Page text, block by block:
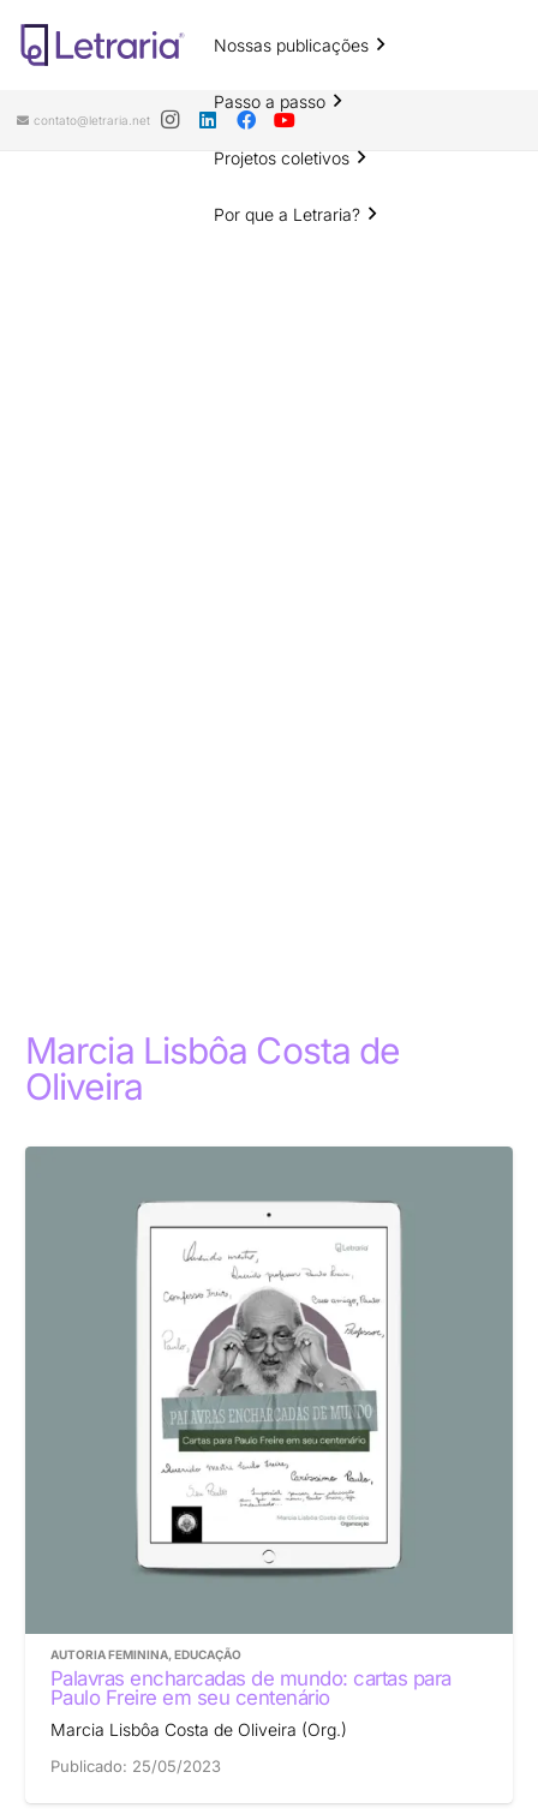
Nossas publicações
Passo a passo
Projetos coletivos
Por que a Letraria?
contato@letraria.net
Marcia Lisbôa Costa de
Oliveira
AUTORIA FEMININA, EDUCAÇÃO
Palavras encharcadas de mundo: cartas para
Paulo Freire em seu centenário
Marcia Lisbôa Costa de Oliveira (Org.)
Publicado: 25/05/2023